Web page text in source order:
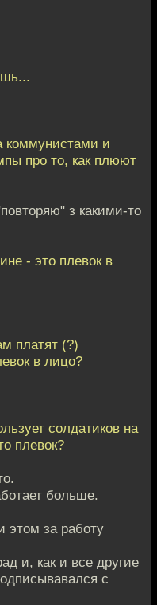
коммунистами и
про то, как плюют
з какими-то
- это плевок в
платят (?)
в лицо?
солдатиков на
плевок?
больше.
этом за работу
и, как и все другие
с